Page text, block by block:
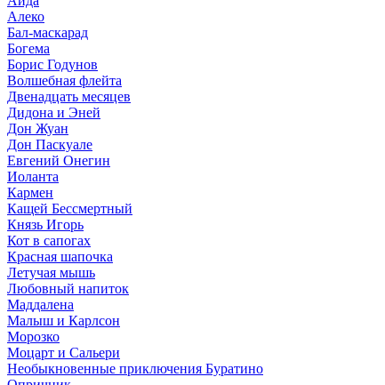
Алеко
Бал-маскарад
Богема
Борис Годунов
Волшебная флейта
Двенадцать месяцев
Дидона и Эней
Дон Жуан
Дон Паскуале
Евгений Онегин
Иоланта
Кармен
Кащей Бессмертный
Князь Игорь
Кот в сапогах
Красная шапочка
Летучая мышь
Любовный напиток
Маддалена
Малыш и Карлсон
Морозко
Моцарт и Сальери
Необыкновенные приключения Буратино